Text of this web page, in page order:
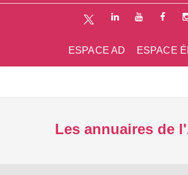
ESPACE
ESPACE AD
Les annuaires de